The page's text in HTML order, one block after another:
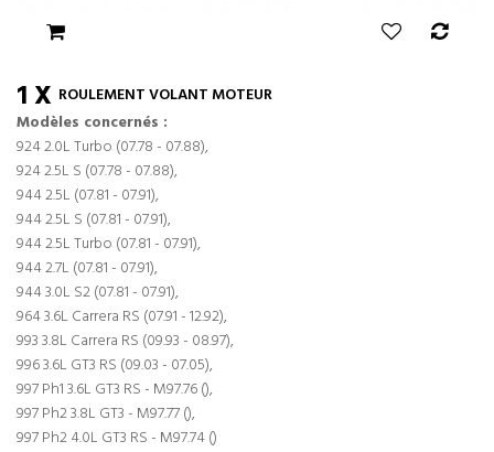
1 X ROULEMENT VOLANT MOTEUR
Modèles concernés :
924 2.0L Turbo (07.78 - 07.88),
924 2.5L S (07.78 - 07.88),
944 2.5L (07.81 - 07.91),
944 2.5L S (07.81 - 07.91),
944 2.5L Turbo (07.81 - 07.91),
944 2.7L (07.81 - 07.91),
944 3.0L S2 (07.81 - 07.91),
964 3.6L Carrera RS (07.91 - 12.92),
993 3.8L Carrera RS (09.93 - 08.97),
996 3.6L GT3 RS (09.03 - 07.05),
997 Ph1 3.6L GT3 RS - M97.76 (),
997 Ph2 3.8L GT3 - M97.77 (),
997 Ph2 4.0L GT3 RS - M97.74 ()